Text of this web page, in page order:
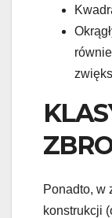
Ponadto, w
konstrukcji